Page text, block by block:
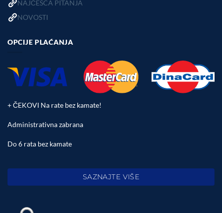
NAJČEŠĆA PITANJA
NOVOSTI
OPCIJE PLAĆANJA
+ ČEKOVI Na rate bez kamate!
Administrativna zabrana
Do 6 rata bez kamate
SAZNAJTE VIŠE